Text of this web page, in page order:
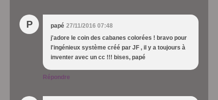
P papé 27/11/2016 07:48
j'adore le coin des cabanes colorées ! bravo pour
l'ingénieux système créé par JF , il y a toujours à
inventer avec un cc !!! bises, papé
Répondre